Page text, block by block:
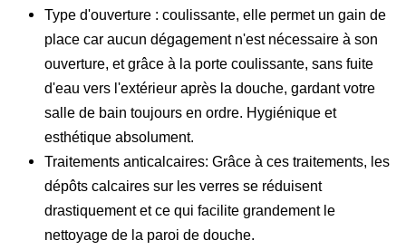
Type d'ouverture : coulissante, elle permet un gain de
place car aucun dégagement n'est nécessaire à son
ouverture, et grâce à la porte coulissante, sans fuite
d'eau vers l'extérieur après la douche, gardant votre
salle de bain toujours en ordre. Hygiénique et
esthétique absolument.
Traitements anticalcaires: Grâce à ces traitements, les
dépôts calcaires sur les verres se réduisent
drastiquement et ce qui facilite grandement le
nettoyage de la paroi de douche.